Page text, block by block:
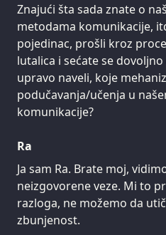
Znajući šta sada znate o
metodama komunikacije,
pojedinac, prošli kroz
lutalica i sećate se
upravo naveli, koje
podučavanja/učenja u
komunikacije?
Ra
Ja sam Ra. Brate moj,
neizgovorene veze. Mi to
razloga, ne možemo da
zbunjenost.